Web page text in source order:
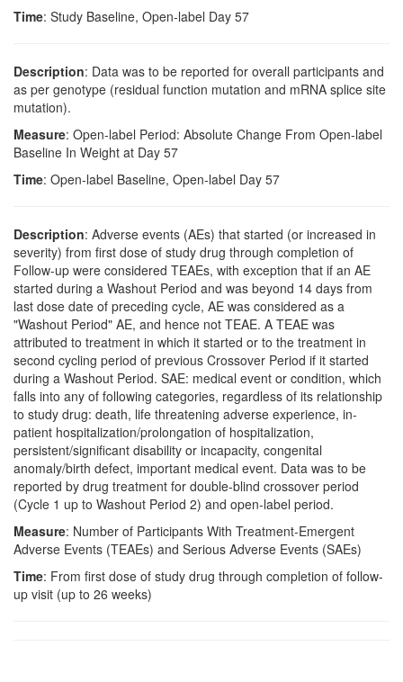
Time: Study Baseline, Open-label Day 57
Description: Data was to be reported for overall participants and
as per genotype (residual function mutation and mRNA splice site
mutation).
Measure: Open-label Period: Absolute Change From Open-label
Baseline In Weight at Day 57
Time: Open-label Baseline, Open-label Day 57
Description: Adverse events (AEs) that started (or increased in
severity) from first dose of study drug through completion of
Follow-up were considered TEAEs, with exception that if an AE
started during a Washout Period and was beyond 14 days from
last dose date of preceding cycle, AE was considered as a
"Washout Period" AE, and hence not TEAE. A TEAE was
attributed to treatment in which it started or to the treatment in
second cycling period of previous Crossover Period if it started
during a Washout Period. SAE: medical event or condition, which
falls into any of following categories, regardless of its relationship
to study drug: death, life threatening adverse experience, in-
patient hospitalization/prolongation of hospitalization,
persistent/significant disability or incapacity, congenital
anomaly/birth defect, important medical event. Data was to be
reported by drug treatment for double-blind crossover period
(Cycle 1 up to Washout Period 2) and open-label period.
Measure: Number of Participants With Treatment-Emergent
Adverse Events (TEAEs) and Serious Adverse Events (SAEs)
Time: From first dose of study drug through completion of follow-
up visit (up to 26 weeks)